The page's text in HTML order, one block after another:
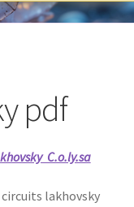
pdf
C.o.ly.sa
lakhovsky